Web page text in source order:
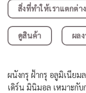
สิ่งที่ทำให้เราแตกต่าง
ดูสินค้า ผล
ผนังกรุ ฝ้ากรุ อลูมิเนียม
เดิร์น มินิมอล เหมาะกั